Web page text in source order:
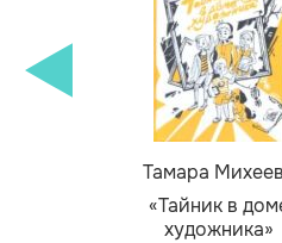
Тамара
«Тайник в
художника»